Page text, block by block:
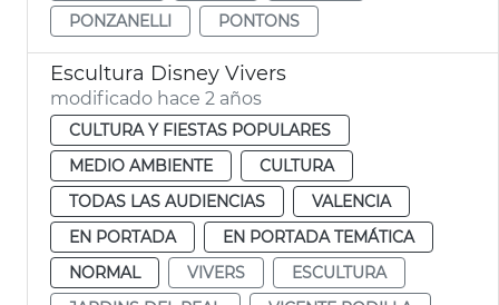
PONZANELLI
PONTONS
Escultura Disney Vivers
modificado hace 2 años
CULTURA Y FIESTAS POPULARES
MEDIO AMBIENTE
CULTURA
TODAS LAS AUDIENCIAS
VALENCIA
EN PORTADA
EN PORTADA TEMÁTICA
NORMAL
VIVERS
ESCULTURA